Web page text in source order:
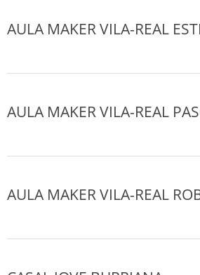
AULA MAKER VILA-REAL
AULA MAKER VILA-REAL
AULA MAKER VILA-REAL